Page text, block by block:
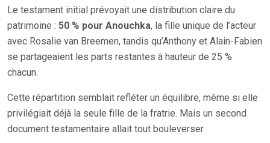
Le testament initial prévoyait une distribution claire du
patrimoine : 50 % pour Anouchka, la fille unique de l’acteur
avec Rosalie van Breemen, tandis qu’Anthony et Alain-Fabien
se partageaient les parts restantes à hauteur de 25 %
chacun.
Cette répartition semblait refléter un équilibre, même si elle
privilégiait déjà la seule fille de la fratrie. Mais un second
document testamentaire allait tout bouleverser.